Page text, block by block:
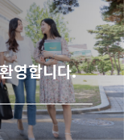
영합니다.